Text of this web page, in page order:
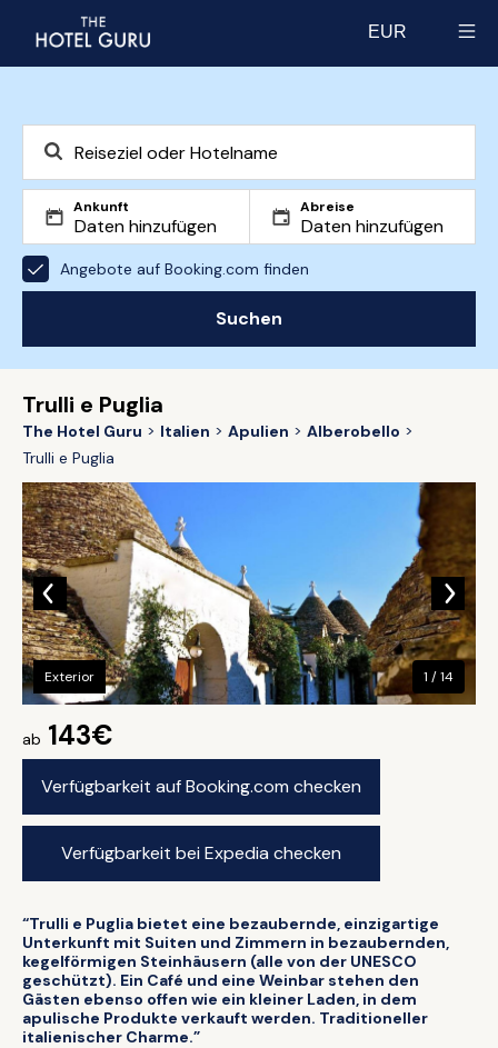
EUR
Ankunft Abreise
Angebote auf Booking.com finden
Suchen
Trulli e Puglia
The Hotel Guru Italien Apulien
Alberobello
Trulli e Puglia
ab 143€
Verfügbarkeit auf Booking.com checken
Verfügbarkeit bei Expedia checken
Exterior 1 / 14
“Trulli e Puglia bietet eine bezaubernde, einzigartige
Unterkunft mit Suiten und Zimmern in bezaubernden,
kegelförmigen Steinhäusern (alle von der UNESCO
geschützt). Ein Café und eine Weinbar stehen den
Gästen ebenso offen wie ein kleiner Laden, in dem
apulische Produkte verkauft werden. Traditioneller
italienischer Charme.”